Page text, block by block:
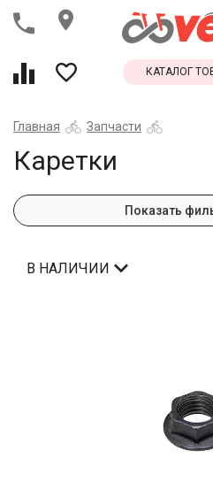
КАТАЛОГ
Главная Запчасти
Каретки
Показать
В НАЛИЧИИ